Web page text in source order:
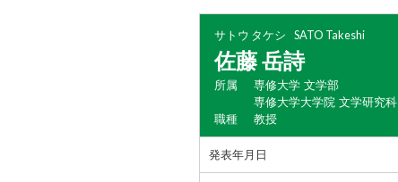
サトウ タケシ SATO Takeshi
佐藤 岳詩
所属
専修大学 文学部
専修大学大学院 文学研究科
職種
教授
発表年月日